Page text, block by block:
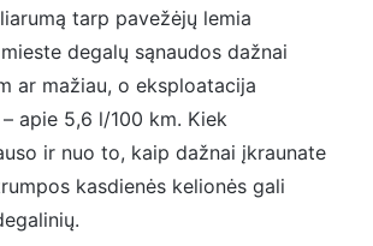
tarp pavežėjų lemia
degalų sąnaudos dažnai
ar mažiau, o eksploatacija
apie 5,6 l/100 km. Kiek
ir nuo to, kaip dažnai įkraunate
kasdienės kelionės gali